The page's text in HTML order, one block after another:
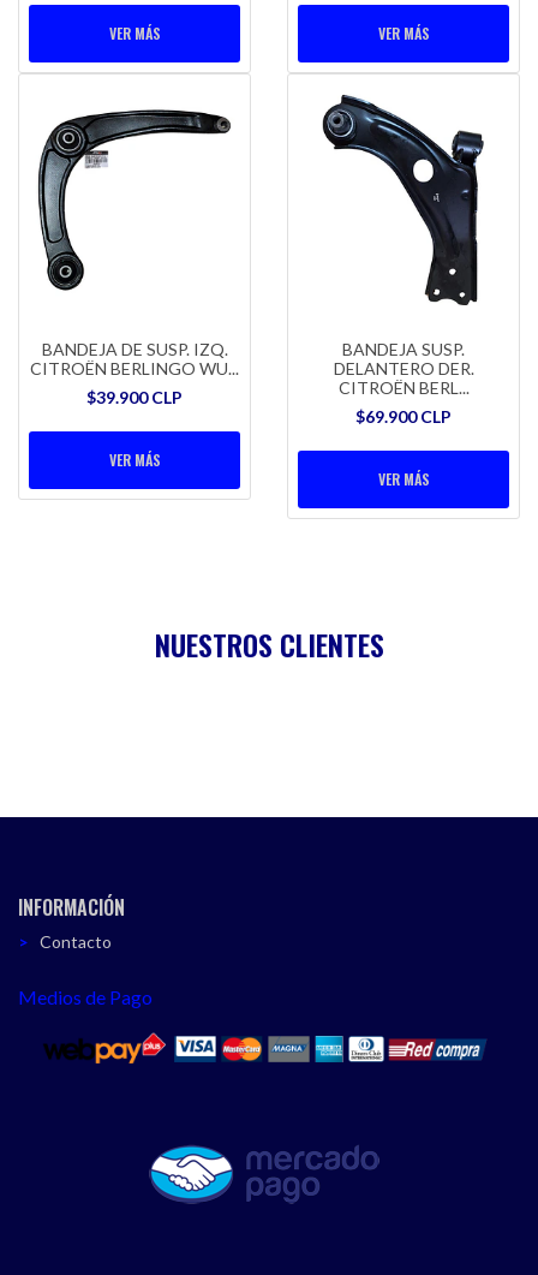
VER MÁS VER MÁS
BANDEJA DE SUSP. IZQ.
CITROËN BERLINGO WU...
$39.900 CLP
VER MÁS
BANDEJA SUSP.
DELANTERO DER.
CITROËN BERL...
$69.900 CLP
VER MÁS
NUESTROS CLIENTES
INFORMACIÓN
Contacto
Medios de Pago